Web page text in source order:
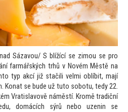
Sázavou/ S blížící se zimou se pro
farmářských trhů v Novém Městě na
to typ akcí již stačili velmi oblíbit, mají
Konat se bude už tuto sobotu, tedy 22.
Vratislavově náměstí. Kromě tradiční
domácích sýrů nebo uzenin se